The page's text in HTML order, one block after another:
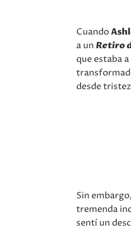
Cuando
a un Retiro
que estaba
desde
Sin
tremenda
sentí un